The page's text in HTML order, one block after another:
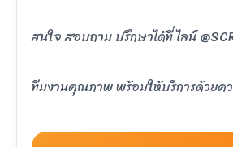
สนใจ สอบถาม ปรึกษาได้ที่ ไลน์
ทีมงานคุณภาพ พร้อมให้บริการด้วยค